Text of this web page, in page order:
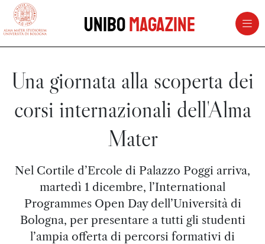
vai al contenuto della pagina
UniboMagazine
Una giornata alla scoperta dei
corsi internazionali dell'Alma
Mater
Nel Cortile d’Ercole di Palazzo Poggi arriva,
martedì 1 dicembre, l’International
Programmes Open Day dell’Università di
Bologna, per presentare a tutti gli studenti
l’ampia offerta di percorsi formativi di